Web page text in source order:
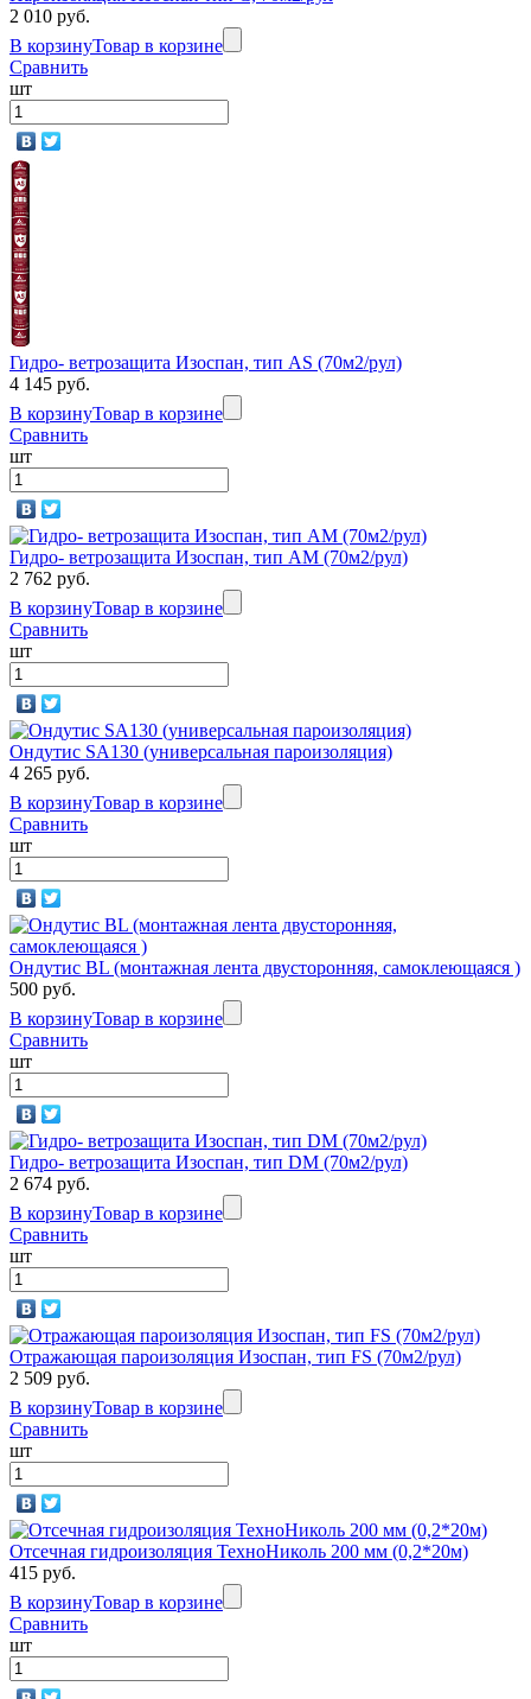
2 010 руб.
В корзинуТовар в корзине
Сравнить
шт
Гидро- ветрозащита Изоспан, тип АS (70м2/рул)
4 145 руб.
В корзинуТовар в корзине
Сравнить
шт
Гидро- ветрозащита Изоспан, тип АМ (70м2/рул)
2 762 руб.
В корзинуТовар в корзине
Сравнить
шт
Ондутис SА130 (универсальная пароизоляция)
4 265 руб.
В корзинуТовар в корзине
Сравнить
шт
Ондутис BL (монтажная лента двусторонняя, самоклеющаяся )
500 руб.
В корзинуТовар в корзине
Сравнить
шт
Гидро- ветрозащита Изоспан, тип DМ (70м2/рул)
2 674 руб.
В корзинуТовар в корзине
Сравнить
шт
Отражающая пароизоляция Изоспан, тип FS (70м2/рул)
2 509 руб.
В корзинуТовар в корзине
Сравнить
шт
Отсечная гидроизоляция ТехноНиколь 200 мм (0,2*20м)
415 руб.
В корзинуТовар в корзине
Сравнить
шт